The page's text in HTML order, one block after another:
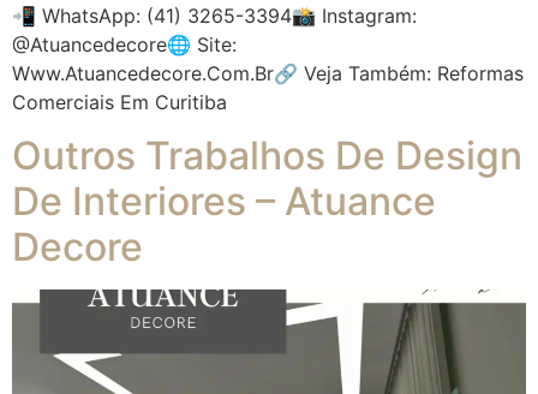
📲 WhatsApp: (41) 3265-3394📸 Instagram:
@atuancedecore🌐 Site:
Www.atuancedecore.com.br🔗 Veja Também: Reformas
Comerciais Em Curitiba
Outros Trabalhos De Design
De Interiores – Atuance
Decore